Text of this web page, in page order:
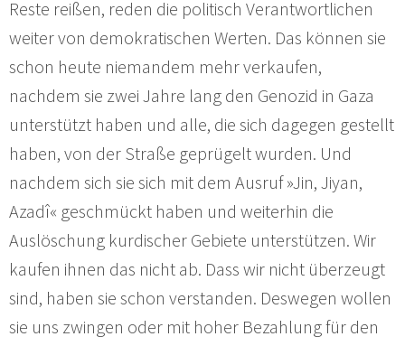
Reste reißen, reden die politisch Verantwortlichen
weiter von demokratischen Werten. Das können sie
schon heute niemandem mehr verkaufen,
nachdem sie zwei Jahre lang den Genozid in Gaza
unterstützt haben und alle, die sich dagegen gestellt
haben, von der Straße geprügelt wurden. Und
nachdem sich sie sich mit dem Ausruf »Jin, Jiyan,
Azadî« geschmückt haben und weiterhin die
Auslöschung kurdischer Gebiete unterstützen. Wir
kaufen ihnen das nicht ab. Dass wir nicht überzeugt
sind, haben sie schon verstanden. Deswegen wollen
sie uns zwingen oder mit hoher Bezahlung für den